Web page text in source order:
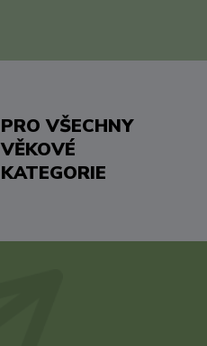
PRO VŠECHNY
VĚKOVÉ
KATEGORIE